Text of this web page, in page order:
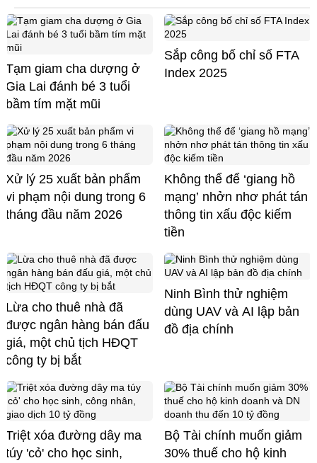
Tạm giam cha dượng ở
Gia Lai đánh bé 3 tuổi
bầm tím mặt mũi
Sắp công bố chỉ số FTA
Index 2025
Xử lý 25 xuất bản phẩm
vi phạm nội dung trong 6
tháng đầu năm 2026
Không thể để ‘giang hồ
mạng’ nhởn nhơ phát tán
thông tin xấu độc kiếm
tiền
Lừa cho thuê nhà đã
được ngân hàng bán đấu
giá, một chủ tịch HĐQT
công ty bị bắt
Ninh Bình thử nghiệm
dùng UAV và AI lập bản
đồ địa chính
Triệt xóa đường dây ma
túy 'cỏ' cho học sinh,
Bộ Tài chính muốn giảm
30% thuế cho hộ kinh